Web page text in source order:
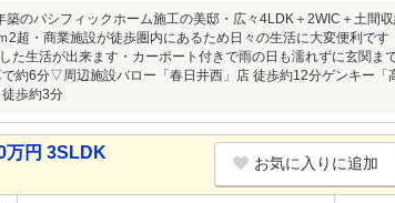
築のパシフィックホーム施工の美邸・広々4LDK＋2WIC＋土
2超・商業施設が徒歩圏内にあるため日々の生活に大変便利で
た生活が出来ます・カーポート付きで雨の日も濡れずに玄関
約6分▽周辺施設バロー「春日井西」店 徒歩約12分ゲンキー
歩約3分
万円 3SLDK
お気に入りに追加